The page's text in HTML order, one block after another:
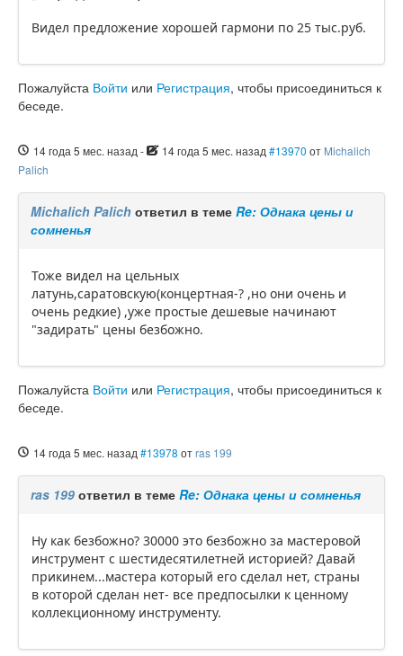
Видел предложение хорошей гармони по 25 тыс.руб.
Пожалуйста Войти или Регистрация, чтобы присоединиться к
беседе.
14 года 5 мес. назад - 14 года 5 мес. назад #13970 от Michalich
Palich
Michalich Palich ответил в теме Re: Однака цены и
сомненья
Тоже видел на цельных
латунь,саратовскую(концертная-? ,но они очень и
очень редкие) ,уже простые дешевые начинают
"задирать" цены безбожно.
Пожалуйста Войти или Регистрация, чтобы присоединиться к
беседе.
14 года 5 мес. назад #13978 отras 199
ras 199 ответил в теме Re: Однака цены и сомненья
Ну как безбожно? 30000 это безбожно за мастеровой
инструмент с шестидесятилетней историей? Давай
прикинем...мастера который его сделал нет, страны
в которой сделан нет- все предпосылки к ценному
коллекционному инструменту.